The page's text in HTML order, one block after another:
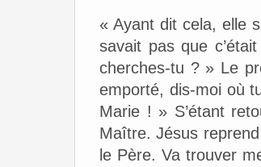
« Ayant dit cela, elle
savait pas que
cherches-tu ? » Le
emporté, dis-moi où
Marie ! » S’étant
Maître. Jésus
le Père. Va trouver